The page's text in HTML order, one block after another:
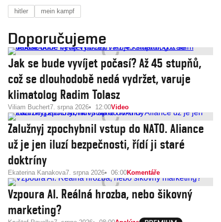
hitler mein kampf
Doporučujeme
Jak se bude vyvíjet počasí? Až 45 stupňů,
což se dlouhodobě nedá vydržet, varuje
klimatolog Radim Tolasz
Viliam Buchert7. srpna 2026 12:00Video
Zalužnyj zpochybnil vstup do NATO. Aliance
už je jen iluzí bezpečnosti, řídí ji staré
doktríny
Ekaterina Kanakova7. srpna 2026 06:00Komentáře
Vzpoura AI. Reálná hrozba, nebo šikovný
marketing?